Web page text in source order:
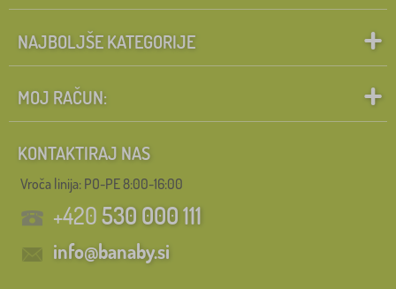
NAJBOLJŠE KATEGORIJE
MOJ RAČUN:
KONTAKTIRAJ NAS
Vroča linija: PO-PE 8:00-16:00
+420530 000 111
info@banaby.si